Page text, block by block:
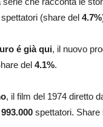
spettatori (share del 4.7%
é già qui, il nuovo
del 4.1%.
, il film del 1974 diretto
993.000 spettatori. Share